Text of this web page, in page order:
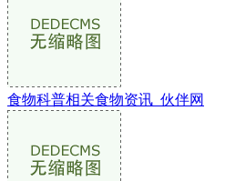
食物科普相关食物资讯_伙伴网